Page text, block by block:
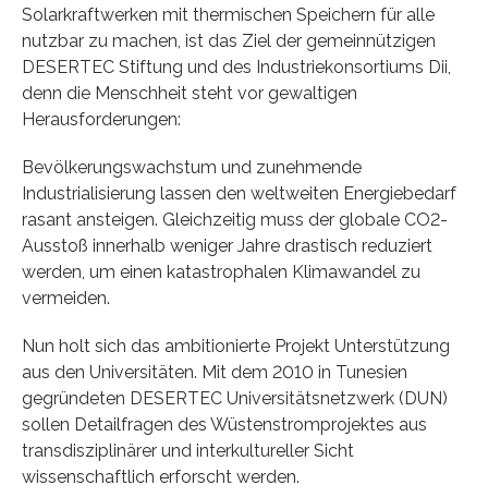
Solarkraftwerken mit thermischen Speichern für alle
nutzbar zu machen, ist das Ziel der gemeinnützigen
DESERTEC Stiftung und des Industriekonsortiums Dii,
denn die Menschheit steht vor gewaltigen
Herausforderungen:
Bevölkerungswachstum und zunehmende
Industrialisierung lassen den weltweiten Energiebedarf
rasant ansteigen. Gleichzeitig muss der globale CO2-
Ausstoß innerhalb weniger Jahre drastisch reduziert
werden, um einen katastrophalen Klimawandel zu
vermeiden.
Nun holt sich das ambitionierte Projekt Unterstützung
aus den Universitäten. Mit dem 2010 in Tunesien
gegründeten DESERTEC Universitätsnetzwerk (DUN)
sollen Detailfragen des Wüstenstromprojektes aus
transdisziplinärer und interkultureller Sicht
wissenschaftlich erforscht werden.